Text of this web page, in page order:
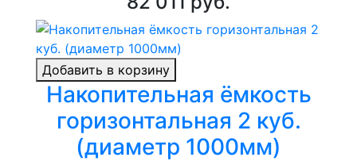
Добавить в корзину
Накопительная ёмкость
горизонтальная 2 куб.
(диаметр 1000мм)